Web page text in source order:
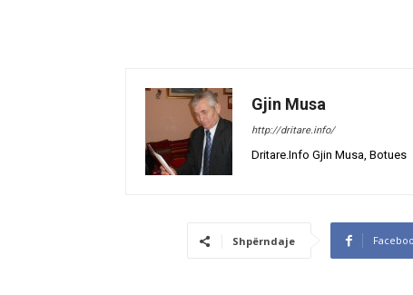
Gjin Musa
http://dritare.info/
Dritare.Info Gjin Musa, Botues
Shpërndaje